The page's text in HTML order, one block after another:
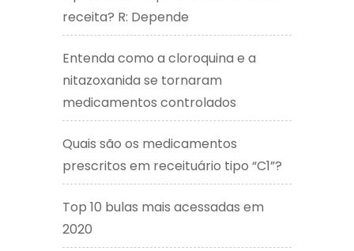
receita? R: Depende
Entenda como a cloroquina e a
nitazoxanida se tornaram
medicamentos controlados
Quais são os medicamentos
prescritos em receituário tipo “C1”?
Top 10 bulas mais acessadas em
2020